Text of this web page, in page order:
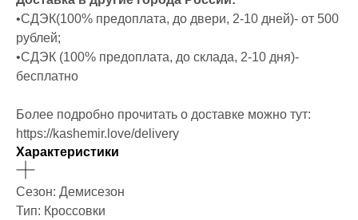
•СДЭК(100% предоплата, до двери, 2-10 дней)- от 500
рублей;
•СДЭК (100% предоплата, до склада, 2-10 дня)-
бесплатно
Более подробно прочитать о доставке можно тут:
https://kashemir.love/delivery
Характеристики
Сезон: Демисезон
Тип: Кроссовки